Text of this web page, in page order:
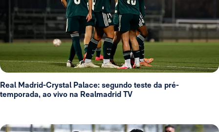
Real Madrid-Crystal Palace: segundo teste da pré-
temporada, ao vivo na Realmadrid TV